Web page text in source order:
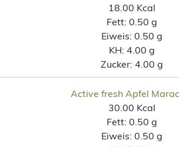
18.00 Kcal
Fett: 0.50 g
Eiweis: 0.50 g
KH: 4.00 g
Zucker: 4.00 g
Active fresh Apfel
30.00 Kcal
Fett: 0.50 g
Eiweis: 0.50 g